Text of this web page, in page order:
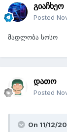
გიაჩხეო
Posted
მადლობა სოსო
დათო
Posted
On 11/12/